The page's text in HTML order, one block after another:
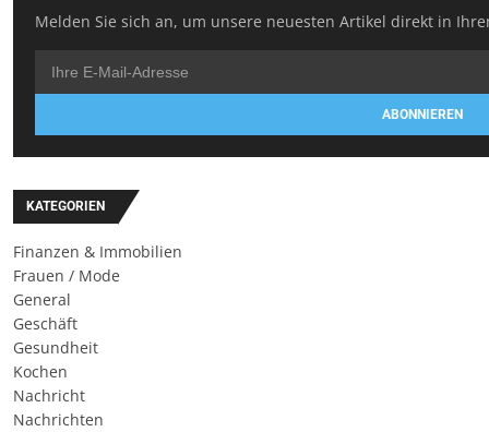
Melden Sie sich an, um unsere neuesten Artikel direkt in
ABONNIEREN
KATEGORIEN
Finanzen & Immobilien
Frauen / Mode
General
Geschäft
Gesundheit
Kochen
Nachricht
Nachrichten